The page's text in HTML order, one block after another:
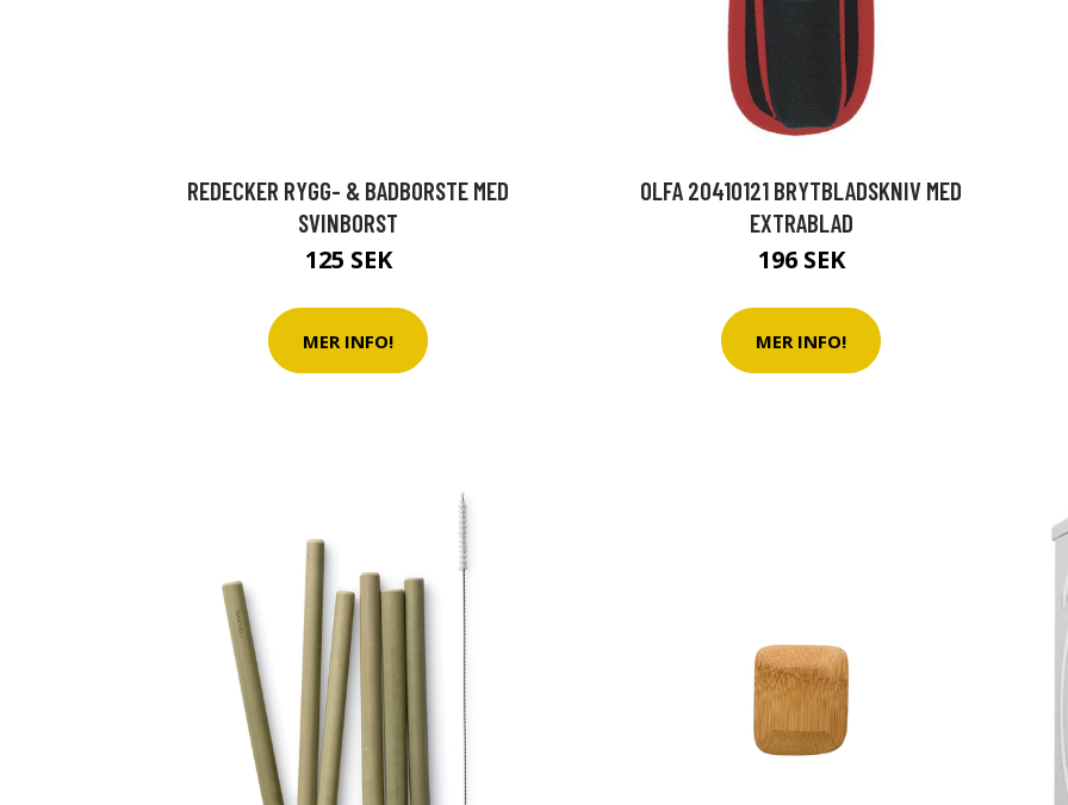
REDECKER RYGG- & BADBORSTE MED
SVINBORST
125 SEK
MER INFO!
OLFA 20410121 BRYTBLADSKNIV MED
EXTRABLAD
196 SEK
MER INFO!